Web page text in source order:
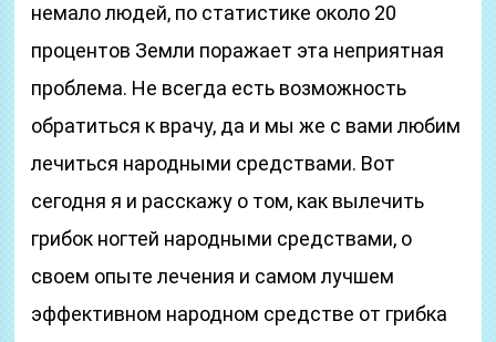
немало людей, по статистике около 20
процентов Земли поражает эта неприятная
проблема. Не всегда есть возможность
обратиться к врачу, да и мы же с вами любим
лечиться народными средствами. Вот
сегодня я и расскажу о том, как вылечить
грибок ногтей народными средствами, о
своем опыте лечения и самом лучшем
эффективном народном средстве от грибка